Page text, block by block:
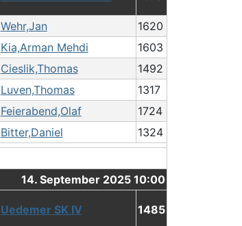
Wehr,Jan
1620
Kia,Arman Mehdi
1603
Cieslik,Thomas
1492
Luven,Thomas
1317
Feierabend,Olaf
1724
Bitter,Daniel 1324
14. September 2025 10:00
Uedemer SK IV 1485